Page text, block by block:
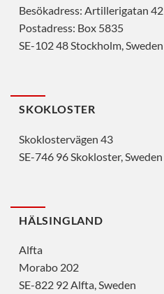
Besökadress: Artillerigatan 42
Postadress: Box 5835
SE-102 48 Stockholm, Sweden
SKOKLOSTER
Skoklostervägen 43
SE-746 96 Skokloster, Sweden
HÄLSINGLAND
Alfta
Morabo 202
SE-822 92 Alfta, Sweden